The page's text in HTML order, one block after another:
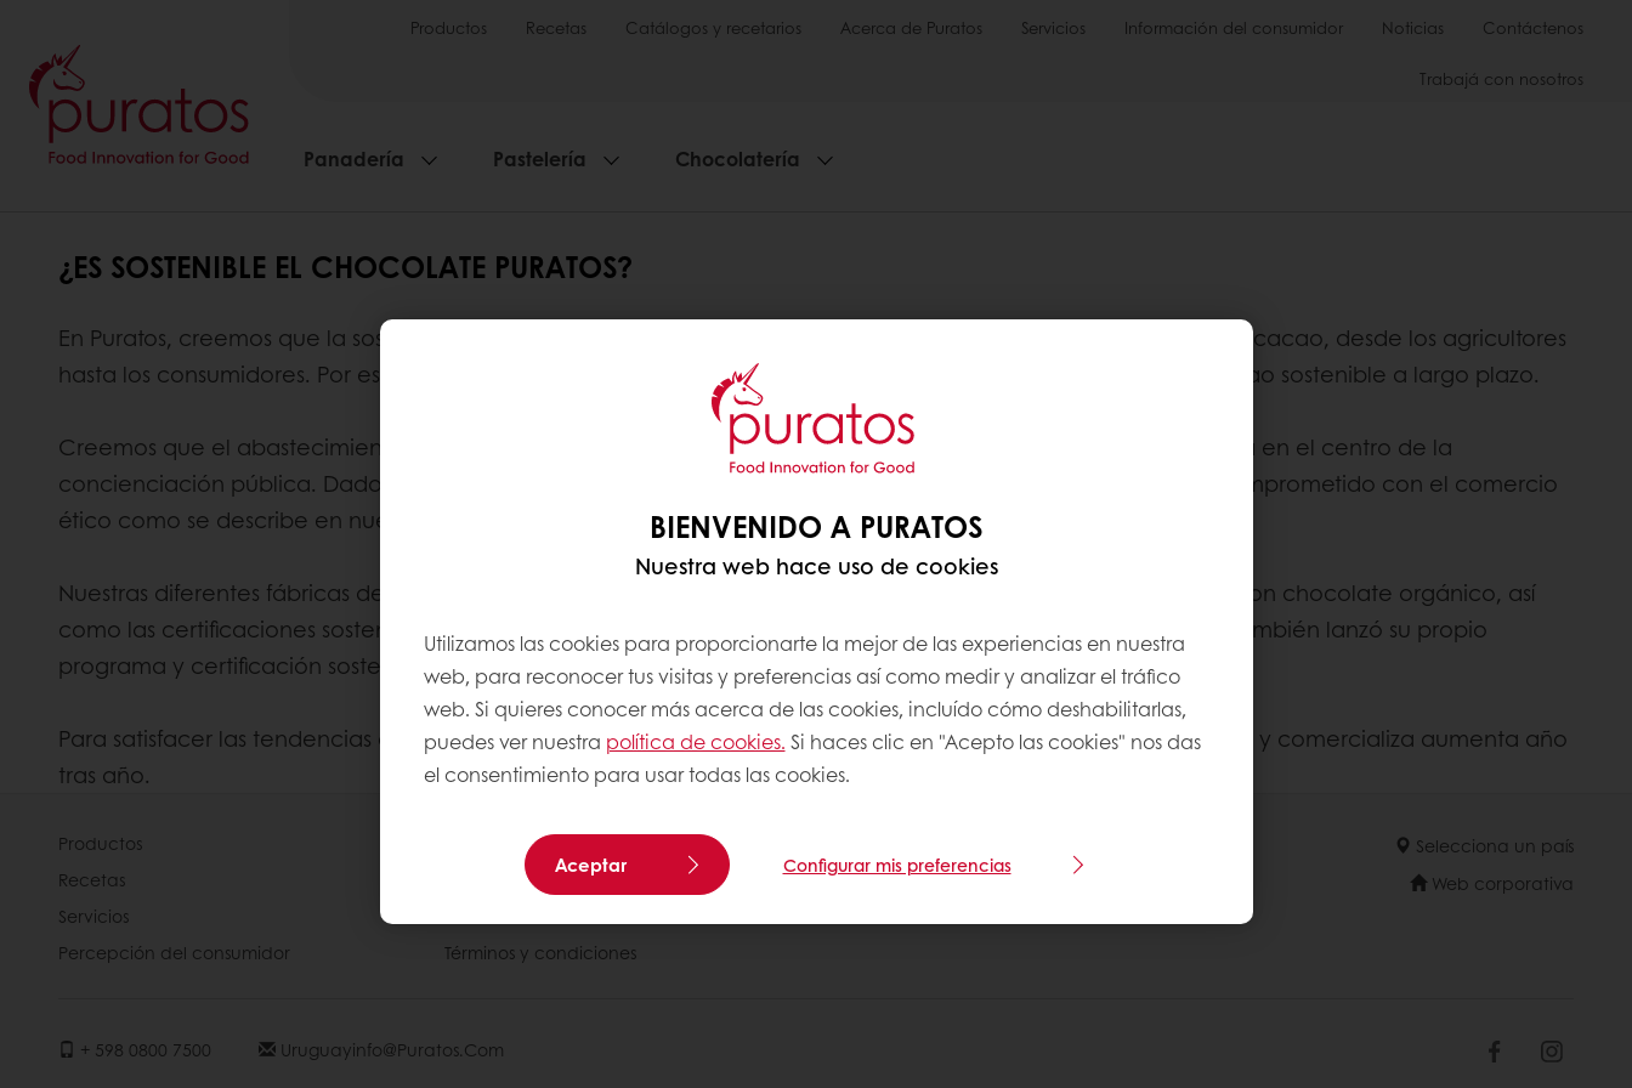
Productos Recetas Catálogos y recetarios Acerca de Puratos Servicios Información del consumidor Noticias Contáctenos
Trabajá con nosotros
Panadería Pastelería Chocolatería
¿ES SOSTENIBLE EL CHOCOLATE PURATOS?
En Puratos, creemos que la sostenibilidad es una relación beneficiosa para todos en la cadena de suministro de cacao, desde los agricultores
hasta los consumidores. Por eso creamos el cacao de nueva generación, como parte de nuestra visión del cacao sostenible a largo plazo.
Creemos que el abastecimiento responsable es una parte clave del comercio ético. También creemos que está en el centro de la
concienciación pública. Dado que la ética es el centro de los valores fundamentales de Puratos, nos hemos comprometido con el comercio
ético como se describe en nuestra Carta de comercio ético (disponible en nuestro sitio web).
Nuestras diferentes fábricas de chocolate llevan varios años produciendo chocolate sostenible. Comenzamos con chocolate orgánico, así
como las certificaciones sostenibles de uso común: UTZ, Comercio Justo y Rainforest Alliance. En 2013, Puratos también lanzó su propio
programa y certificación sostenible, Cacao-Trace.
Para satisfacer las tendencias del mercado de consumo, la proporción de chocolate sostenible que se produce y comercializa aumenta año
tras año.
BIENVENIDO A PURATOS
Nuestra web hace uso de cookies
Utilizamos las cookies para proporcionarte la mejor de las experiencias en nuestra
web, para reconocer tus visitas y preferencias así como medir y analizar el tráfico
web. Si quieres conocer más acerca de las cookies, incluído cómo deshabilitarlas,
puedes ver nuestra política de cookies. Si haces clic en "Acepto las cookies" nos das
el consentimiento para usar todas las cookies.
Aceptar Configurar mis preferencias
Productos
Recetas
Servicios
Percepción del consumidor
Acerca de Puratos
Términos y condiciones
Selecciona un país
Web corporativa
+ 598 0800 7500 Uruguayinfo@puratos.com